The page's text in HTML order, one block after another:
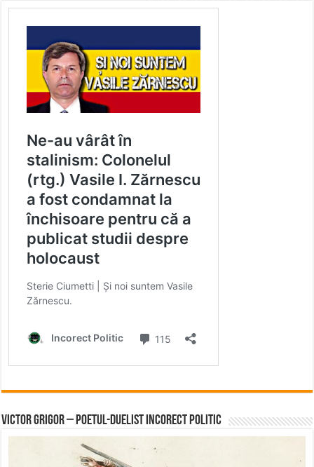
Victor Grigor – Poetul-Duelist Incorect Politic